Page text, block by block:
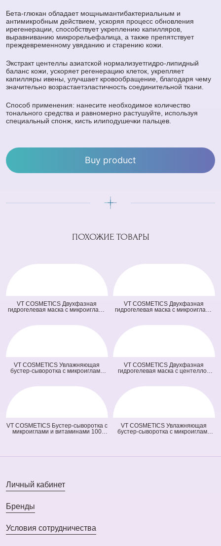
Бета-глюкан обладает мощнымантибактериальным и
антимикробным действием, ускоряя процесс обновления
ирегенерации, способствует укреплению капилляров,
выравниванию микрорельефалица, а также препятствует
преждевременному увяданию и старению кожи.
Экстракт центеллы азиатской нормализуетгидро-липидный
баланс кожи, ускоряет регенерацию клеток, укрепляет
капилляры ивены, улучшает кровообращение, благодаря чему
значительно возрастаетэластичность соединительной ткани.
Способ применения: нанесите необходимое количество
тонального средства и равномерно растушуйте, используя
специальный спонж, кисть илиподушечки пальцев.
Buy product
ПОХОЖИЕ ТОВАРЫ
VT COSMETICS Двухфазная
гидрогелевая маска с микроиглами
(оранжевая) (33 гр + 1,5 гр)
VT COSMETICS Двухфазная
гидрогелевая маска с микроиглами
зеленая) (33 гр + 1,5 гр)
VT COSMETICS Увлажняющая
бустер-сыворотка с микроиглами
VT COSMETICS Двухфазная
гидрогелевая маска с центеллой
гр)
VT COSMETICS Бустер-сыворотка с
микроиглами и витаминами 100
VT COSMETICS Увлажняющая
бустер-сыворотка с микроиглами
Личный кабинет
Бренды
Условия сотрудничества